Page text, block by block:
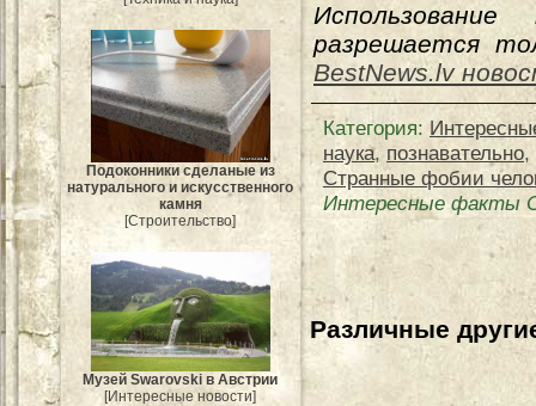
Подоконники сделаные из
натурального и искусственного
камня
[Строительство]
Музей Swarovski в Австрии
[Интересные новости]
разрешается
BestNews.lv
Категория:
наука, познавательно,
Странные фобии
Интересные факты
Различные